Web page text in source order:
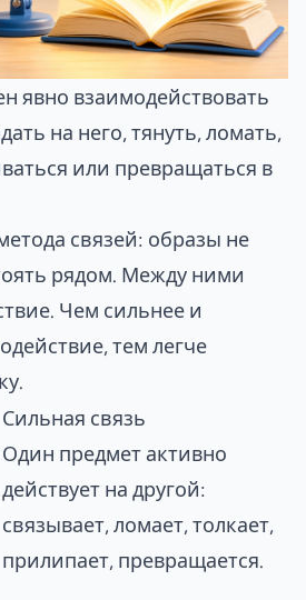
явно взаимодействовать
на него, тянуть, ломать,
или превращаться в
связей: образы не
рядом. Между ними
Чем сильнее и
тем легче
Сильная связь
Один предмет активно
действует на другой:
связывает, ломает, толкает,
прилипает, превращается.